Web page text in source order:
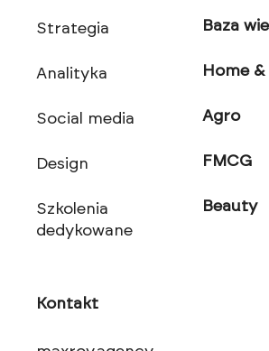
Strategia
Analityka
Social media
Design
Szkolenia
dedykowane
Kontakt
Baza
Home
Agro
FMCG
Beauty